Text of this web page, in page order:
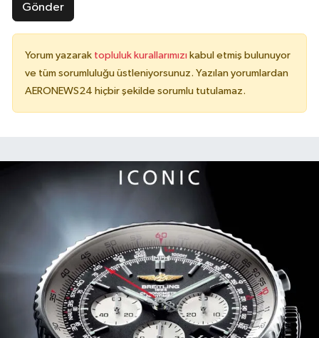
Gönder
Yorum yazarak topluluk kurallarımızı kabul etmiş bulunuyor
ve tüm sorumluluğu üstleniyorsunuz. Yazılan yorumlardan
AERONEWS24 hiçbir şekilde sorumlu tutulamaz.